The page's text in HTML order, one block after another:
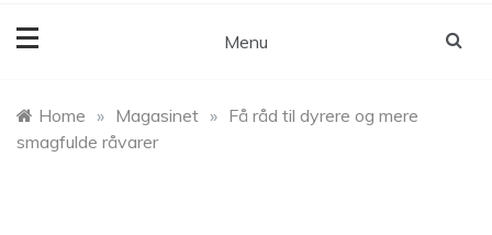
Menu
Home » Magasinet » Få råd til dyrere og mere
smagfulde råvarer